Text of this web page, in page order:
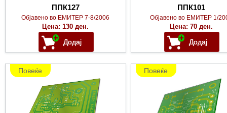
ППК127
Објавено во ЕМИТЕР 7-8/2006
Цена: 130 ден.
ППК101
Објавено во ЕМИТЕР 1/
Цена: 70 ден.
Повеќе Повеќе